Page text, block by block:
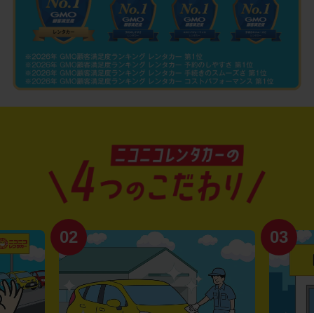
02 03